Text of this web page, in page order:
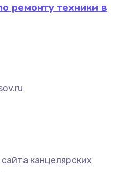
ремонту техники в